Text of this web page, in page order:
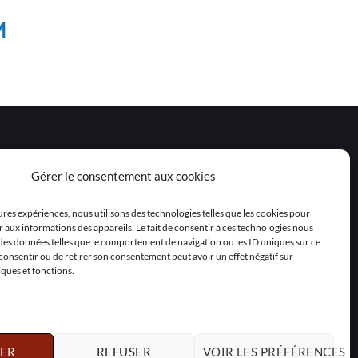
Gérer le consentement aux cookies
expériences, nous utilisons des technologies telles que les cookies pour
aux informations des appareils. Le fait de consentir à ces technologies nous
données telles que le comportement de navigation ou les ID uniques sur ce
consentir ou de retirer son consentement peut avoir un effet négatif sur
et fonctions.
REFUSER VOIR LES PRÉFÉRENCES